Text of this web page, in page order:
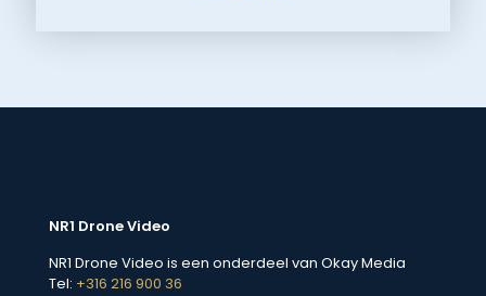
NR1 Drone Video
NR1 Drone Video is een onderdeel van Okay Media
Tel: +316 216 900 36